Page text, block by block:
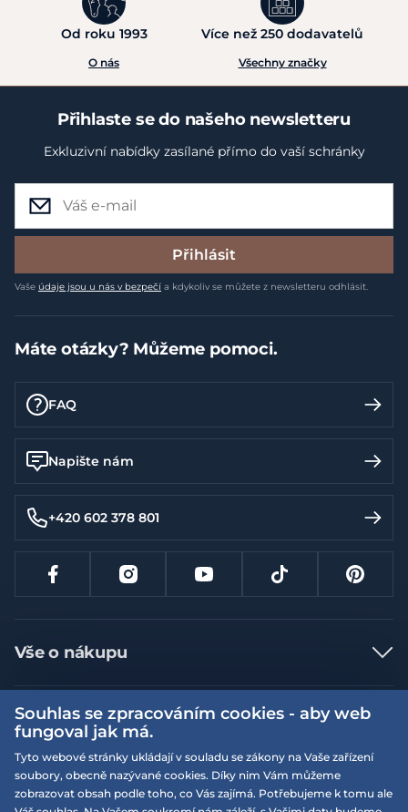
Od roku 1993
O nás
Více než 250 dodavatelů
Všechny značky
Přihlaste se do našeho newsletteru
Exkluzivní nabídky zasílané přímo do vaší schránky
Přihlásit
Vaše údaje jsou u nás v bezpečí a kdykoliv se můžete z newsletteru odhlásit.
Máte otázky? Můžeme pomoci.
FAQ
Napište nám
+420 602 378 801
Vše o nákupu
Jak nakupovat
Nejčastější dotazy
Doprava a platba
Vrácení a výměna zboží
Více informací
Obchodní podmínky
Podmínky EQS věrnostního klubu
Naše prodejny
Souhlas se zpracováním cookies - aby web
fungoval jak má.
Tyto webové stránky ukládají v souladu se zákony na Vaše zařízení
soubory, obecně nazývané cookies. Díky nim Vám můžeme
zobrazovat obsah podle toho, co Vás zajímá. Potřebujeme k tomu ale